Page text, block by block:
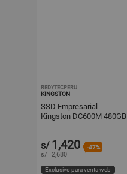
REDYTECPERU
KINGSTON
SSD Empresarial
Kingston DC600M 480GB
s/ 1,420 -47%
s/ 2,680
Exclusivo para venta web